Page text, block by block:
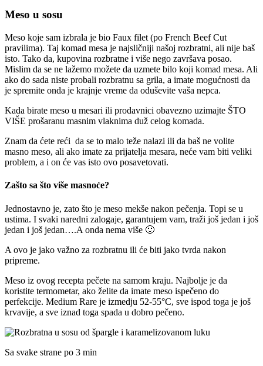
Meso u sosu
Meso koje sam izbrala je bio Faux filet (po French Beef Cut
pravilima). Taj komad mesa je najsličniji našoj rozbratni, ali nije baš
isto. Tako da, kupovina rozbratne i više nego završava posao.
Mislim da se ne lažemo možete da uzmete bilo koji komad mesa. Ali
ako do sada niste probali rozbratnu sa grila, a imate mogućnosti da
je spremite onda je krajnje vreme da oduševite vaša nepca.
Kada birate meso u mesari ili prodavnici obavezno uzimajte ŠTO
VIŠE prošaranu masnim vlaknima duž celog komada.
Znam da ćete reći da se to malo teže nalazi ili da baš ne volite
masno meso, ali ako imate za prijatelja mesara, neće vam biti veliki
problem, a i on će vas isto ovo posavetovati.
Zašto sa što više masnoće?
Jednostavno je, zato što je meso mekše nakon pečenja. Topi se u
ustima. I svaki naredni zalogaje, garantujem vam, traži još jedan i još
jedan i još jedan….A onda nema više 🙂
A ovo je jako važno za rozbratnu ili će biti jako tvrda nakon
pripreme.
Meso iz ovog recepta pečete na samom kraju. Najbolje je da
koristite termometar, ako želite da imate meso ispečeno do
perfekcije. Medium Rare je izmedju 52-55°C, sve ispod toga je još
krvavije, a sve iznad toga spada u dobro pečeno.
Sa svake strane po 3 min